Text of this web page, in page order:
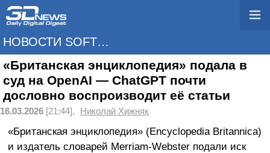
НОВОСТИ SOFTWARE
«Британская энциклопедия» подала в
суд на OpenAI — ChatGPT почти
дословно воспроизводит её статьи
16.03.2026 [21:44], Николай Хижняк
«Британская энциклопедия» (Encyclopedia Britannica)
и издатель словарей Merriam-Webster подали иск